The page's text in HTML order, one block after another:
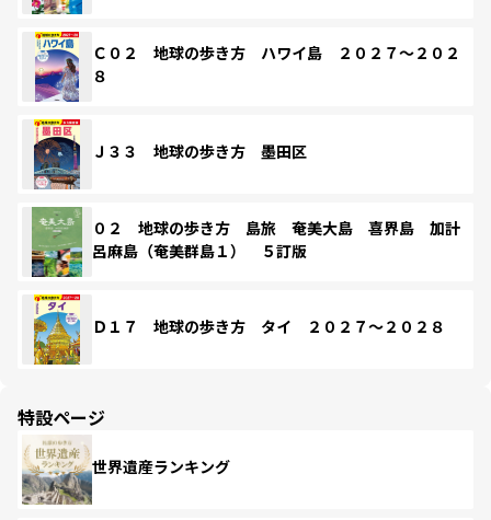
Ｃ０２ 地球の歩き方 ハワイ島 ２０２７～２０２
８
Ｊ３３ 地球の歩き方 墨田区
０２ 地球の歩き方 島旅 奄美大島 喜界島 加計
呂麻島（奄美群島１） ５訂版
Ｄ１７ 地球の歩き方 タイ ２０２７～２０２８
特設ページ
世界遺産ランキング